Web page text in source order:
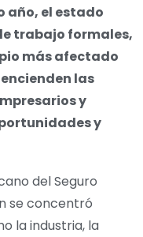
año, el estado
trabajo formales,
más afectado
las
y
y
del Seguro
se concentró
la industria, la